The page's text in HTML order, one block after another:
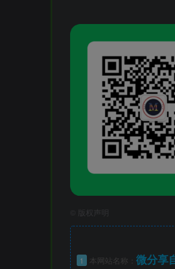
版权声明
1 本网站名称： 微分享